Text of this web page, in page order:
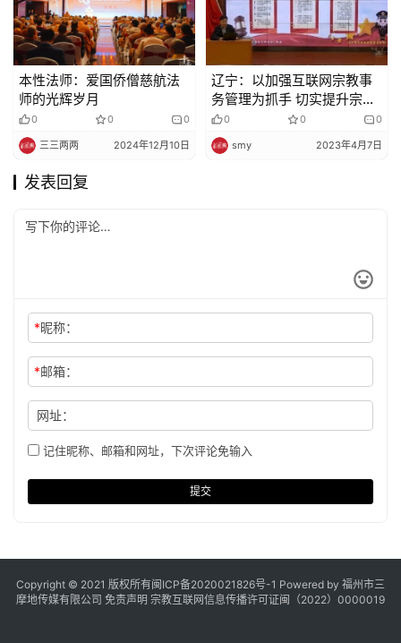
本性法师：爱国侨僧慈航法
师的光辉岁月
0 0 0
三三两两 2024年12月10日
辽宁：以加强互联网宗教事
务管理为抓手 切实提升宗教
事务治理现代化水平
0 0 0
smy 2023年4月7日
发表回复
*昵称：
*邮箱：
网址：
记住昵称、邮箱和网址，下次评论免输入
提交
Copyright © 2021 版权所有闽ICP备2020021826号-1 Powered by 福州市三
摩地传媒有限公司 免责声明 宗教互联网信息传播许可证闽（2022）0000019